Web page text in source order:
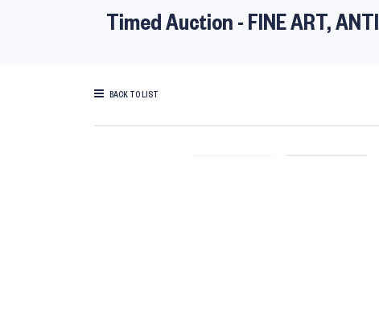
Timed Auction - FINE ART,
BACK TO LIST